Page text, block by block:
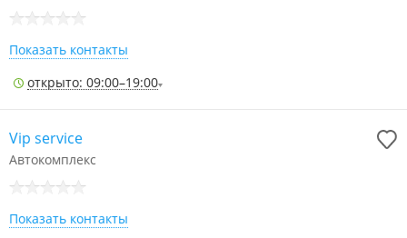
Показать контакты
открыто: 09:00–19:00
Vip service
Автокомплекс
Показать контакты